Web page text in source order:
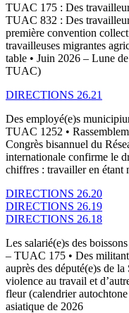
TUAC 175 : Des
TUAC 832 : Des
première convention
travailleuses migrantes
table • Juin 2026 – Lune
TUAC)
DIRECTIONS 26.21
Des employé(e)s
TUAC 1252 •
Congrès bisannuel du
internationale confirme le
chiffres : travailler en étant
DIRECTIONS 26.20
DIRECTIONS 26.19
DIRECTIONS 26.18
Les salarié(e)s des
– TUAC 175 • Des
auprès des député(e)s de
violence au travail et
fleur (calendrier
asiatique de 2026